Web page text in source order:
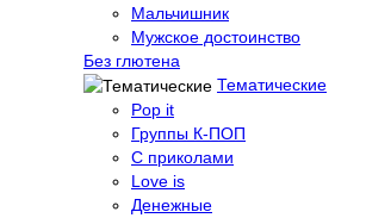
Мальчишник
Мужское достоинство
Без глютена
Тематические
Pop it
Группы К-ПОП
С приколами
Love is
Денежные